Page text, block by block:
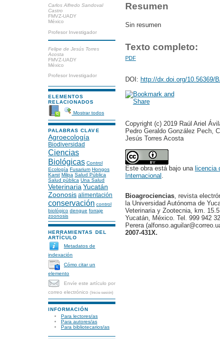
Carlos Alfredo Sandoval
Castro
FMVZ-UADY
México
Profesor Investigador
Felipe de Jesús Torres
Acosta
FMVZ-UADY
México
Profesor Investigador
ELEMENTOS
RELACIONADOS
Mostrar todos
PALABRAS CLAVE
Agroecología
Biodiversidad
Ciencias
Biológicas Control
Ecología Fusarium Hongos
Karst Milpa Salud Pública
Salud pública Una Salud
Veterinaria Yucatán
Zoonosis alimentación
conservación control
biológico dengue forraje
zoonosis
HERRAMIENTAS DEL
ARTÍCULO
Metadatos de
indexación
Cómo citar un
elemento
Envíe este artículo por
correo electrónico (Inicie sesión)
INFORMACIÓN
Para lectores/as
Para autores/as
Para bibliotecarios/as
Resumen
Sin resumen
Texto completo:
PDF
DOI: http://dx.doi.org/10.56369/
Copyright (c) 2019 Raúl Ariel
Pedro Geraldo González Pech,
Jesús Torres Acosta
Este obra está bajo una licencia
Internacional
Bioagrociencias, revista
la Universidad Autónoma de
Veterinaria y Zootecnia, km.
Yucatán, México. Tel. 999 942
Perera
2007-431X.